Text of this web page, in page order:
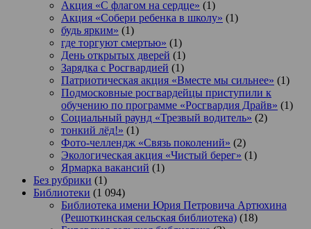
Акция «С флагом на сердце» (1)
Акция «Собери ребенка в школу» (1)
будь ярким» (1)
где торгуют смертью» (1)
День открытых дверей (1)
Зарядка с Росгвардией (1)
Патриотическая акция «Вместе мы сильнее» (1)
Подмосковные росгвардейцы приступили к
обучению по программе «Росгвардия Драйв» (1)
Социальный раунд «Трезвый водитель» (2)
тонкий лёд!» (1)
Фото-челлендж «Связь поколений» (2)
Экологическая акция «Чистый берег» (1)
Ярмарка вакансий (1)
Без рубрики (1)
Библиотеки (1 094)
Библиотека имени Юрия Петровича Артюхина
(Решоткинская сельская библиотека) (18)